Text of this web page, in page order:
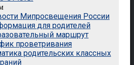
Мипросвещения России
для родителей
маршрут
проветривания
родительских классных